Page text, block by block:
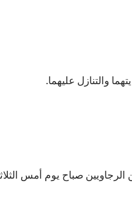
والتنازل عليهما.
صباح يوم أمس